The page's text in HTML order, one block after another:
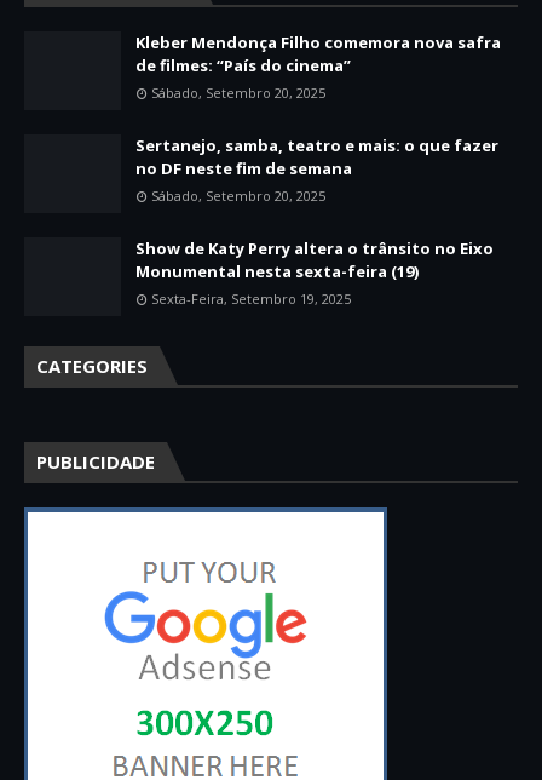
Kleber Mendonça Filho comemora nova safra
de filmes: “País do cinema”
Sábado, Setembro 20, 2025
Sertanejo, samba, teatro e mais: o que fazer
no DF neste fim de semana
Sábado, Setembro 20, 2025
Show de Katy Perry altera o trânsito no Eixo
Monumental nesta sexta-feira (19)
Sexta-Feira, Setembro 19, 2025
CATEGORIES
PUBLICIDADE